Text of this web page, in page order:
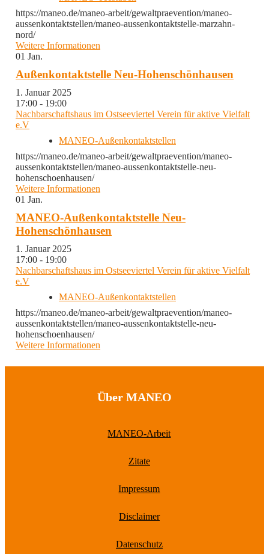
https://maneo.de/maneo-arbeit/gewaltpraevention/maneo-
aussenkontaktstellen/maneo-aussenkontaktstelle-marzahn-
nord/
Weitere Informationen
01 Jan.
Außenkontaktstelle Neu-Hohenschönhausen
1. Januar 2025
17:00 - 19:00
Nachbarschaftshaus im Ostseeviertel Verein für aktive Vielfalt
e.V
MANEO-Außenkontaktstellen
https://maneo.de/maneo-arbeit/gewaltpraevention/maneo-
aussenkontaktstellen/maneo-aussenkontaktstelle-neu-
hohenschoenhausen/
Weitere Informationen
01 Jan.
MANEO-Außenkontaktstelle Neu-
Hohenschönhausen
1. Januar 2025
17:00 - 19:00
Nachbarschaftshaus im Ostseeviertel Verein für aktive Vielfalt
e.V
MANEO-Außenkontaktstellen
https://maneo.de/maneo-arbeit/gewaltpraevention/maneo-
aussenkontaktstellen/maneo-aussenkontaktstelle-neu-
hohenschoenhausen/
Weitere Informationen
Über MANEO
MANEO-Arbeit
Zitate
Impressum
Disclaimer
Datenschutz